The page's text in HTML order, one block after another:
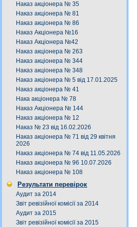
Наказ акціонера № 35
Наказ акціонера № 81
Наказ акціонера № 86
Наказ Акціонера №16
Наказ Акціонера №42
Наказ акціонера № 263
Наказ акціонера № 344
Наказ акціонера № 348
Наказ акціонера № 5 від 17.01.2025
Наказ акціонера № 41
Нака акціонера № 78
Наказ Акціонера № 144
Наказ акціонера № 12
Наказ № 23 від 16.02.2026
Наказ акціонера № 71 від 29 квітня
2026
Наказ акціонера № 74 від 11.05.2026
Наказ акціонера № 96 10.07.2026
Наказ акціонера № 108
Результати перевірок
Аудит за 2014
Звіт ревізійної комісії за 2014
Аудит за 2015
Звіт ревізійної комісії за 2015